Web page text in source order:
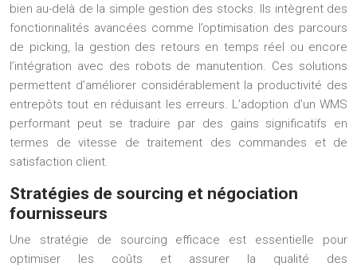
bien au-delà de la simple gestion des stocks. Ils intègrent des
fonctionnalités avancées comme l’optimisation des parcours
de picking, la gestion des retours en temps réel ou encore
l’intégration avec des robots de manutention. Ces solutions
permettent d’améliorer considérablement la productivité des
entrepôts tout en réduisant les erreurs. L’adoption d’un WMS
performant peut se traduire par des gains significatifs en
termes de vitesse de traitement des commandes et de
satisfaction client.
Stratégies de sourcing et négociation
fournisseurs
Une stratégie de sourcing efficace est essentielle pour
optimiser les coûts et assurer la qualité des